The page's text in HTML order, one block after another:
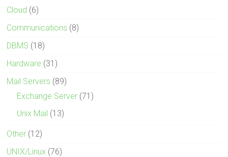
Cloud (6)
Communications (8)
DBMS (18)
Hardware (31)
Mail Servers (89)
Exchange Server (71)
Unix Mail (13)
Other (12)
UNIX/Linux (76)